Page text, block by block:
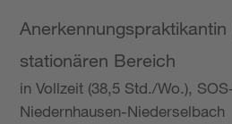
stationären Bereich
in Vollzeit (38,5 Std./Wo.),
Niedernhausen-Niederselbach